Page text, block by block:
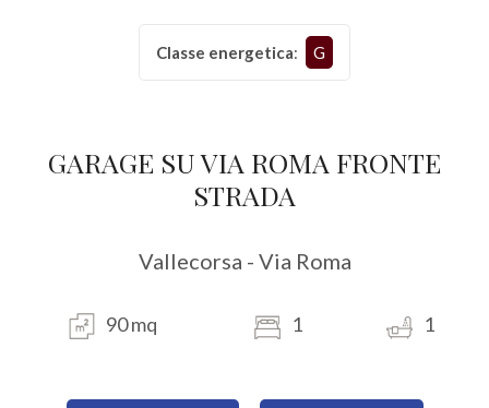
Classe energetica: G
GARAGE SU VIA ROMA FRONTE
STRADA
Vallecorsa - Via Roma
90 mq 1 1
multiscelta